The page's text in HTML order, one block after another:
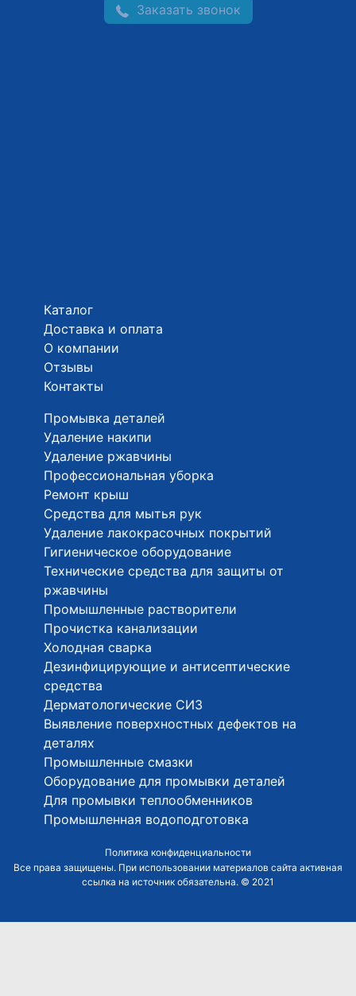
Заказать звонок
Каталог
Доставка и оплата
О компании
Отзывы
Контакты
Промывка деталей
Удаление накипи
Удаление ржавчины
Профессиональная уборка
Ремонт крыш
Средства для мытья рук
Удаление лакокрасочных покрытий
Гигиеническое оборудование
Технические средства для защиты от
ржавчины
Промышленные растворители
Прочистка канализации
Холодная сварка
Дезинфицирующие и антисептические
средства
Дерматологические СИЗ
Выявление поверхностных дефектов на
деталях
Промышленные смазки
Оборудование для промывки деталей
Для промывки теплообменников
Промышленная водоподготовка
Политика конфиденциальности
Все права защищены. При использовании материалов сайта активная
ссылка на источник обязательна. © 2021